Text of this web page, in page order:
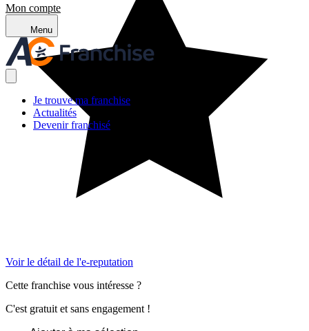
Mon compte
Menu
Je trouve ma franchise
Actualités
Devenir franchisé
Voir le détail de l'e-reputation
Cette franchise vous intéresse ?
C'est gratuit et sans engagement !